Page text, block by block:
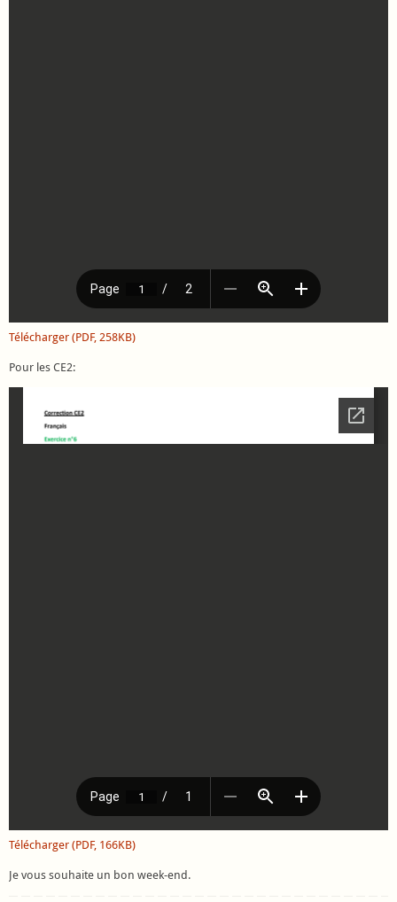
Télécharger (PDF, 258KB)
Pour les CE2:
Télécharger (PDF, 166KB)
Je vous souhaite un bon week-end.